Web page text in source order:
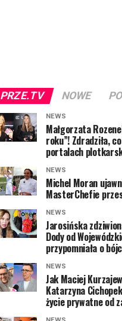
PRZE.TV NOWE
NEWS
Małgorzata
roku”! Zdradziła,
portalach
NEWS
Michel Moran
MasterChefie
NEWS
Jarosińska
Dody od
przypomniała o
NEWS
Jak Maciej
Katarzyna
życie prywatne od